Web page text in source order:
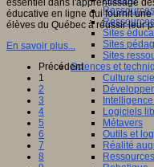
Sites
Sites
Sites
Sciences et
Culture
Logiciels
Métavers
Outils et
Réalité
éducative en ligne qui fournit
élèves du Québec à réussir leur
En savoir plus...
Précédent
1
2
3
4
5
6
7
8